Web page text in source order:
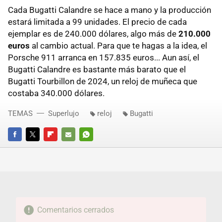
Cada Bugatti Calandre se hace a mano y la producción
estará limitada a 99 unidades. El precio de cada
ejemplar es de 240.000 dólares, algo más de 210.000
euros al cambio actual. Para que te hagas a la idea, el
Porsche 911 arranca en 157.835 euros... Aun así, el
Bugatti Calandre es bastante más barato que el
Bugatti Tourbillon de 2024, un reloj de muñeca que
costaba 340.000 dólares.
FACEBOOKTWITTERFLIPBOARD
E-
WHATSAPP
TEMAS Superlujo reloj Bugatti
Comentarios cerrados